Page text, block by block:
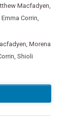
Macfadyen,
Emma Corrin,
, Morena
, Shioli